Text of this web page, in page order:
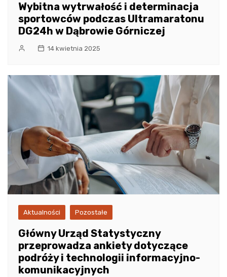
Wybitna wytrwałość i determinacja
sportowców podczas Ultramaratonu
DG24h w Dąbrowie Górniczej
14 kwietnia 2025
Aktualności Pozostałe
Główny Urząd Statystyczny
przeprowadza ankiety dotyczące
podróży i technologii informacyjno-
komunikacyjnych